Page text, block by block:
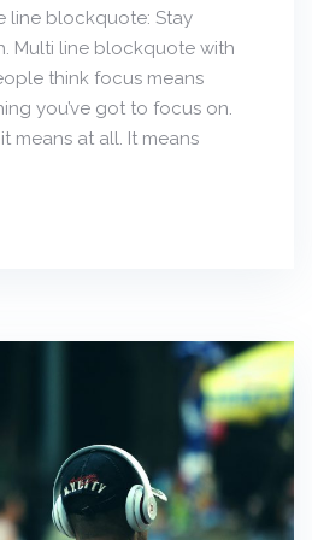
line blockquote: Stay
Multi line blockquote with
think focus means
you’ve got to focus on.
means at all. It means